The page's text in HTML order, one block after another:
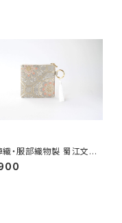
織・服部織物製 蜀江文に
・花唐草模様 シルク帯
ク バッグチャーム型スク